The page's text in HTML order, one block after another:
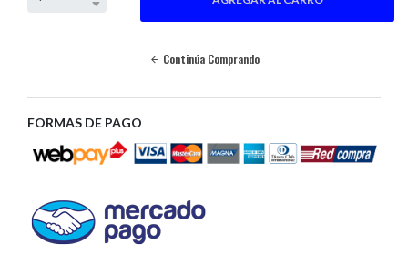
Continúa Comprando
FORMAS DE PAGO